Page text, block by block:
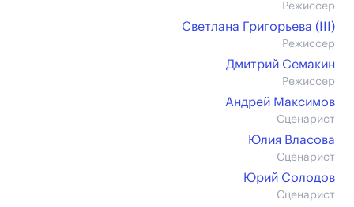
Режиссер
Светлана Григорьева (III)
Режиссер
Дмитрий Семакин
Режиссер
Андрей Максимов
Сценарист
Юлия Власова
Сценарист
Юрий Солодов
Сценарист